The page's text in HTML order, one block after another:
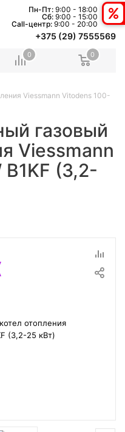
Пн-Пт: 9:00 - 18:00
Сб: 9:00 - 15:00
Сall-центр: 9:00 - 20:00
+375 (29) 7555569
0 0
Viessmann Vitodens 100-
газовый
Viessmann
(3,2-